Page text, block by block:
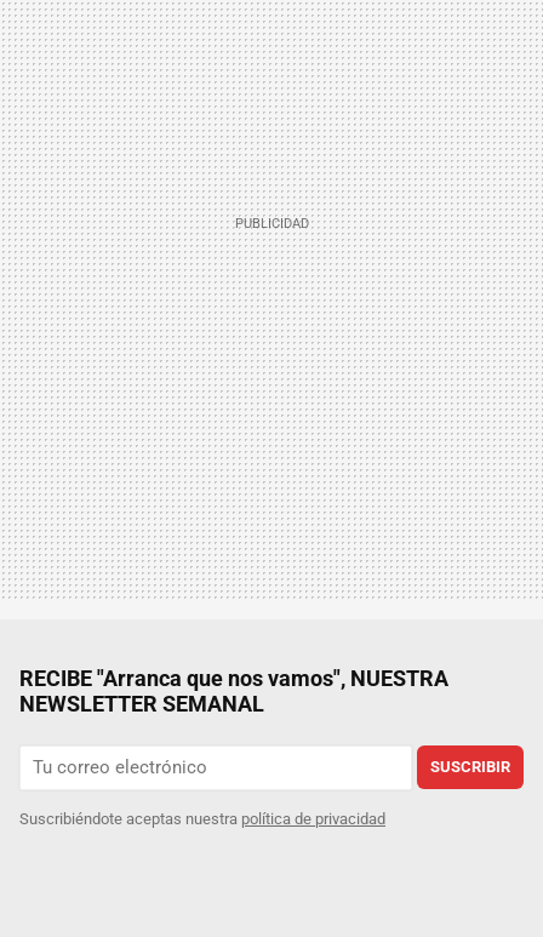
RECIBE "Arranca que nos vamos", NUESTRA
NEWSLETTER SEMANAL
SUSCRIBIR
Suscribiéndote aceptas nuestra política de privacidad